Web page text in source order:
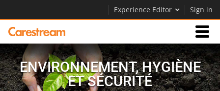
Experience Editor Sign in
Activités
Société
ENVIRONNEMENT, HYGIÈNE
ET SÉCURITÉ